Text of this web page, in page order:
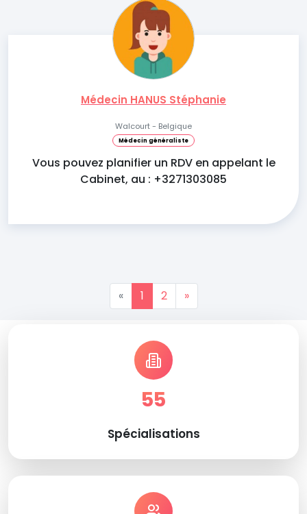
Médecin HANUS Stéphanie
Walcourt - Belgique
Médecin généraliste
Vous pouvez planifier un RDV en appelant le
Cabinet, au : +3271303085
« 1 2 »
55
Spécialisations